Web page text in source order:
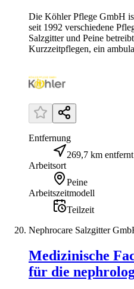
Die Köhler Pflege GmbH
seit 1992 verschiedene
Salzgitter und Peine
Kurzzeitpflegen, ein
Entfernung
269,7 km entfernt
Arbeitsort
Peine
Arbeitszeitmodell
Teilzeit
Nephrocare Salzgitter
Medizinische
für die